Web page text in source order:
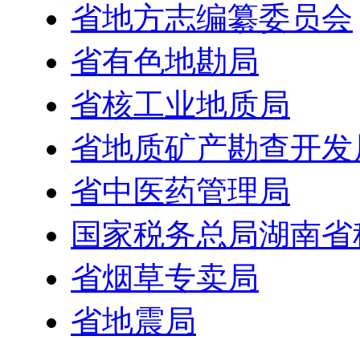
省地方志编纂委员会
省有色地勘局
省核工业地质局
省地质矿产勘查开发
省中医药管理局
国家税务总局湖南
省烟草专卖局
省地震局